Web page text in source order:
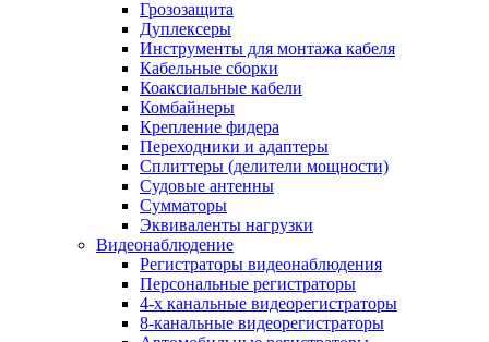
Грозозащита
Дуплексеры
Инструменты для монтажа кабеля
Кабельные сборки
Коаксиальные кабели
Комбайнеры
Крепление фидера
Переходники и адаптеры
Сплиттеры (делители мощности)
Судовые антенны
Сумматоры
Эквиваленты нагрузки
Видеонаблюдение
Регистраторы видеонаблюдения
Персональные регистраторы
4-х канальные видеорегистраторы
8-канальные видеорегистраторы